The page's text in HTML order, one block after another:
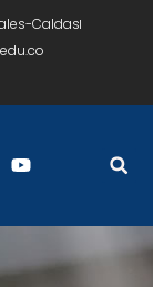
Caldas